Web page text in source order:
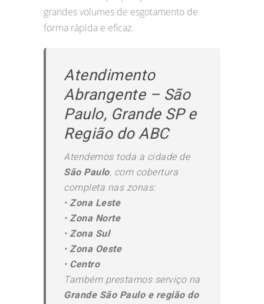
grandes volumes de esgotamento de
forma rápida e eficaz.
Atendimento
Abrangente – São
Paulo, Grande SP e
Região do ABC
Atendemos toda a cidade de
São Paulo, com cobertura
completa nas zonas:
• Zona Leste
• Zona Norte
• Zona Sul
• Zona Oeste
• Centro
Também prestamos serviço na
Grande São Paulo e região do